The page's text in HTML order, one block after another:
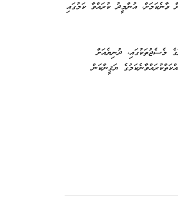
ވާނެކަމަށް، އުންމީދު ކުރައްވާ ކަމުގައި
މެސެޖުތަކުގައި، ދުނިޔެއަށް
ޔަޤީންކަން